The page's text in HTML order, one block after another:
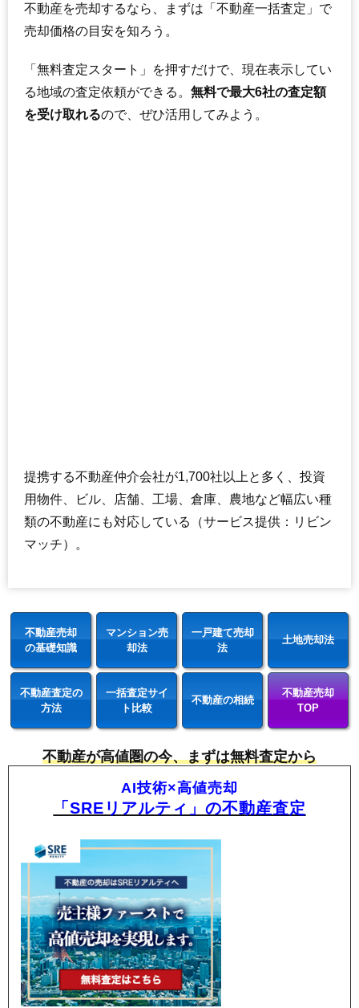
不動産を売却するなら、まずは「不動産一括査定」で
売却価格の目安を知ろう。
「無料査定スタート」を押すだけで、現在表示してい
る地域の査定依頼ができる。 無料で最大6社の査定額
を受け取れるので、ぜひ活用してみよう。
提携する不動産仲介会社が1,700社以上と多く、投資
用物件、ビル、店舗、工場、倉庫、農地など幅広い種
類の不動産にも対応している（サービス提供：リビン
マッチ）。
不動産売却
の基礎知識
マンション売
却法
一戸建て売却
法
土地売却法
不動産査定の
方法
一括査定サイ
ト比較
不動産の相続
不動産売却
TOP
不動産が高値圏の今、まずは無料査定から
AI技術×高値売却
「SREリアルティ」の不動産査定